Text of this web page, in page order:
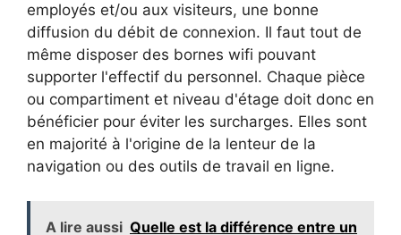
employés et/ou aux visiteurs, une bonne
diffusion du débit de connexion. Il faut tout de
même disposer des bornes wifi pouvant
supporter l'effectif du personnel. Chaque pièce
ou compartiment et niveau d'étage doit donc en
bénéficier pour éviter les surcharges. Elles sont
en majorité à l'origine de la lenteur de la
navigation ou des outils de travail en ligne.
A lire aussi Quelle est la différence entre un